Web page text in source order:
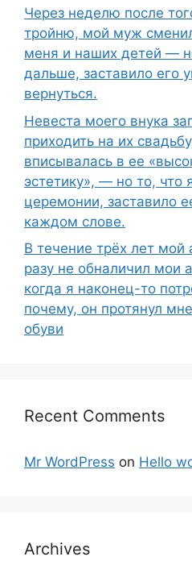
Через неделю после
тройню, мой муж
меня и наших детей —
дальше, заставило его
вернуться.
Невеста моего внука
приходить на их
вписывалась в ее
эстетику», — но то, что
церемонии, заставило
каждом слове.
В течение трёх лет мой
разу не обналичил мои
когда я наконец-то
почему, он протянул
обуви
Recent Comments
Mr WordPress on Hello
Archives